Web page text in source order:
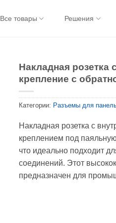
Все товары Решения
Накладная розетка
крепление с
Категории: Разъемы для
Накладная розетка с
креплением под
что идеально подходит
соединений. Этот
предназначен для